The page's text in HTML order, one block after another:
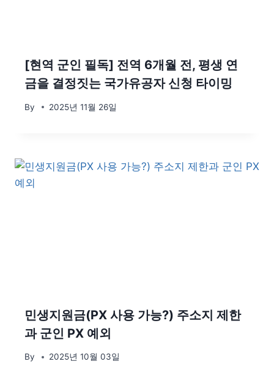
[현역 군인 필독] 전역 6개월 전, 평생 연
금을 결정짓는 국가유공자 신청 타이밍
By 2025년 11월 26일
민생지원금(PX 사용 가능?) 주소지 제한
과 군인 PX 예외
By 2025년 10월 03일